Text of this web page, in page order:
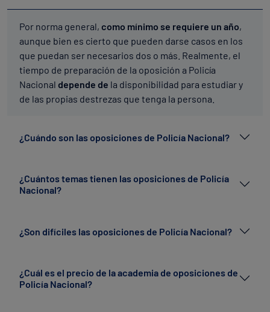
Por norma general, como mínimo se requiere un año,
aunque bien es cierto que pueden darse casos en los
que puedan ser necesarios dos o más. Realmente, el
tiempo de preparación de la oposición a Policía
Nacional depende de la disponibilidad para estudiar y
de las propias destrezas que tenga la persona.
¿Cuándo son las oposiciones de Policía Nacional?
¿Cuántos temas tienen las oposiciones de Policía
Nacional?
¿Son difíciles las oposiciones de Policía Nacional?
¿Cuál es el precio de la academia de oposiciones de
Policía Nacional?